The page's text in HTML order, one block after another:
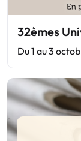
32èmes
Du 1 au 3